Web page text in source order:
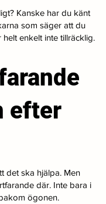
Kanske har du känt
som säger att du
enkelt inte tillräcklig.
efter
det ska hjälpa. Men
där. Inte bara i
ögonen.